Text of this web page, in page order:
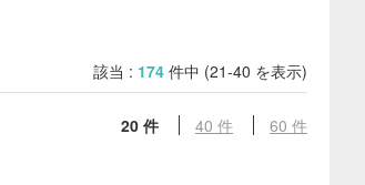
該当 : 174 件中 (21-40 を表示)
20 件 40 件 60 件